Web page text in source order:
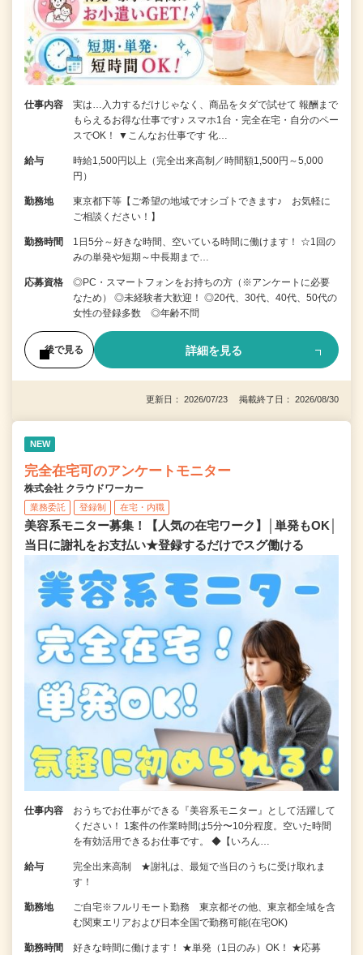
仕事内容
実は…入力するだけじゃなく、商品をタダで試せて 報酬まで
もらえるお得な仕事です♪ スマホ1台・完全在宅・自分のペー
スでOK！ ▼こんなお仕事です 化…
給与
時給1,500円以上（完全出来高制／時間額1,500円～5,000
円）
勤務地
東京都下等【ご希望の地域でオシゴトできます♪ お気軽に
ご相談ください！】
勤務時間
1日5分～好きな時間、空いている時間に働けます！ ☆1回の
みの単発や短期～中長期まで…
応募資格
◎PC・スマートフォンをお持ちの方（※アンケートに必要
なため） ◎未経験者大歓迎！ ◎20代、30代、40代、50代の
女性の登録多数 ◎年齢不問
後で見る 詳細を見る
更新日： 2026/07/23 掲載終了日： 2026/08/30
NEW
完全在宅可のアンケートモニター
株式会社 クラウドワーカー
業務委託 登録制 在宅・内職
美容系モニター募集！【人気の在宅ワーク】│単発もOK│
当日に謝礼をお支払い★登録するだけでスグ働ける
仕事内容
おうちでお仕事ができる『美容系モニター』として活躍して
ください！ 1案件の作業時間は5分〜10分程度。空いた時間
を有効活用できるお仕事です。 ◆【いろん…
給与
完全出来高制 ★謝礼は、最短で当日のうちに受け取れま
す！
勤務地
ご自宅※フルリモート勤務 東京都その他、東京都全域を含
む関東エリアおよび日本全国で勤務可能(在宅OK)
勤務時間
好きな時間に働けます！ ★単発（1日のみ）OK！ ★応募